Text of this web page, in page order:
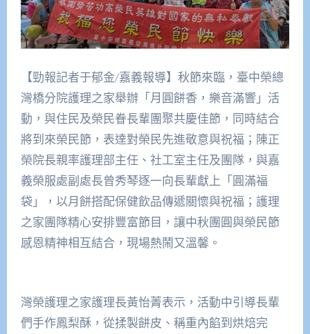
【勁報記者于郁金/嘉義報導】秋節來臨，臺中榮總
灣橋分院護理之家舉辦「月圓餅香，樂音滿響」活
動，與住民及榮民眷長輩團聚共慶佳節，同時結合
將到來榮民節，表達對榮民先進敬意與祝福；陳正
榮院長親率護理部主任、社工室主任及團隊，與嘉
義榮服處副處長曾秀琴逐一向長輩獻上「圓滿福
袋」，以月餅搭配保健飲品傳遞關懷與祝福；護理
之家團隊精心安排豐富節目，讓中秋團圓與榮民節
感恩精神相互結合，現場熱鬧又溫馨。
灣榮護理之家護理長黃怡菁表示，活動中引導長輩
們手作鳳梨酥，從揉製餅皮、稱重內餡到烘焙完